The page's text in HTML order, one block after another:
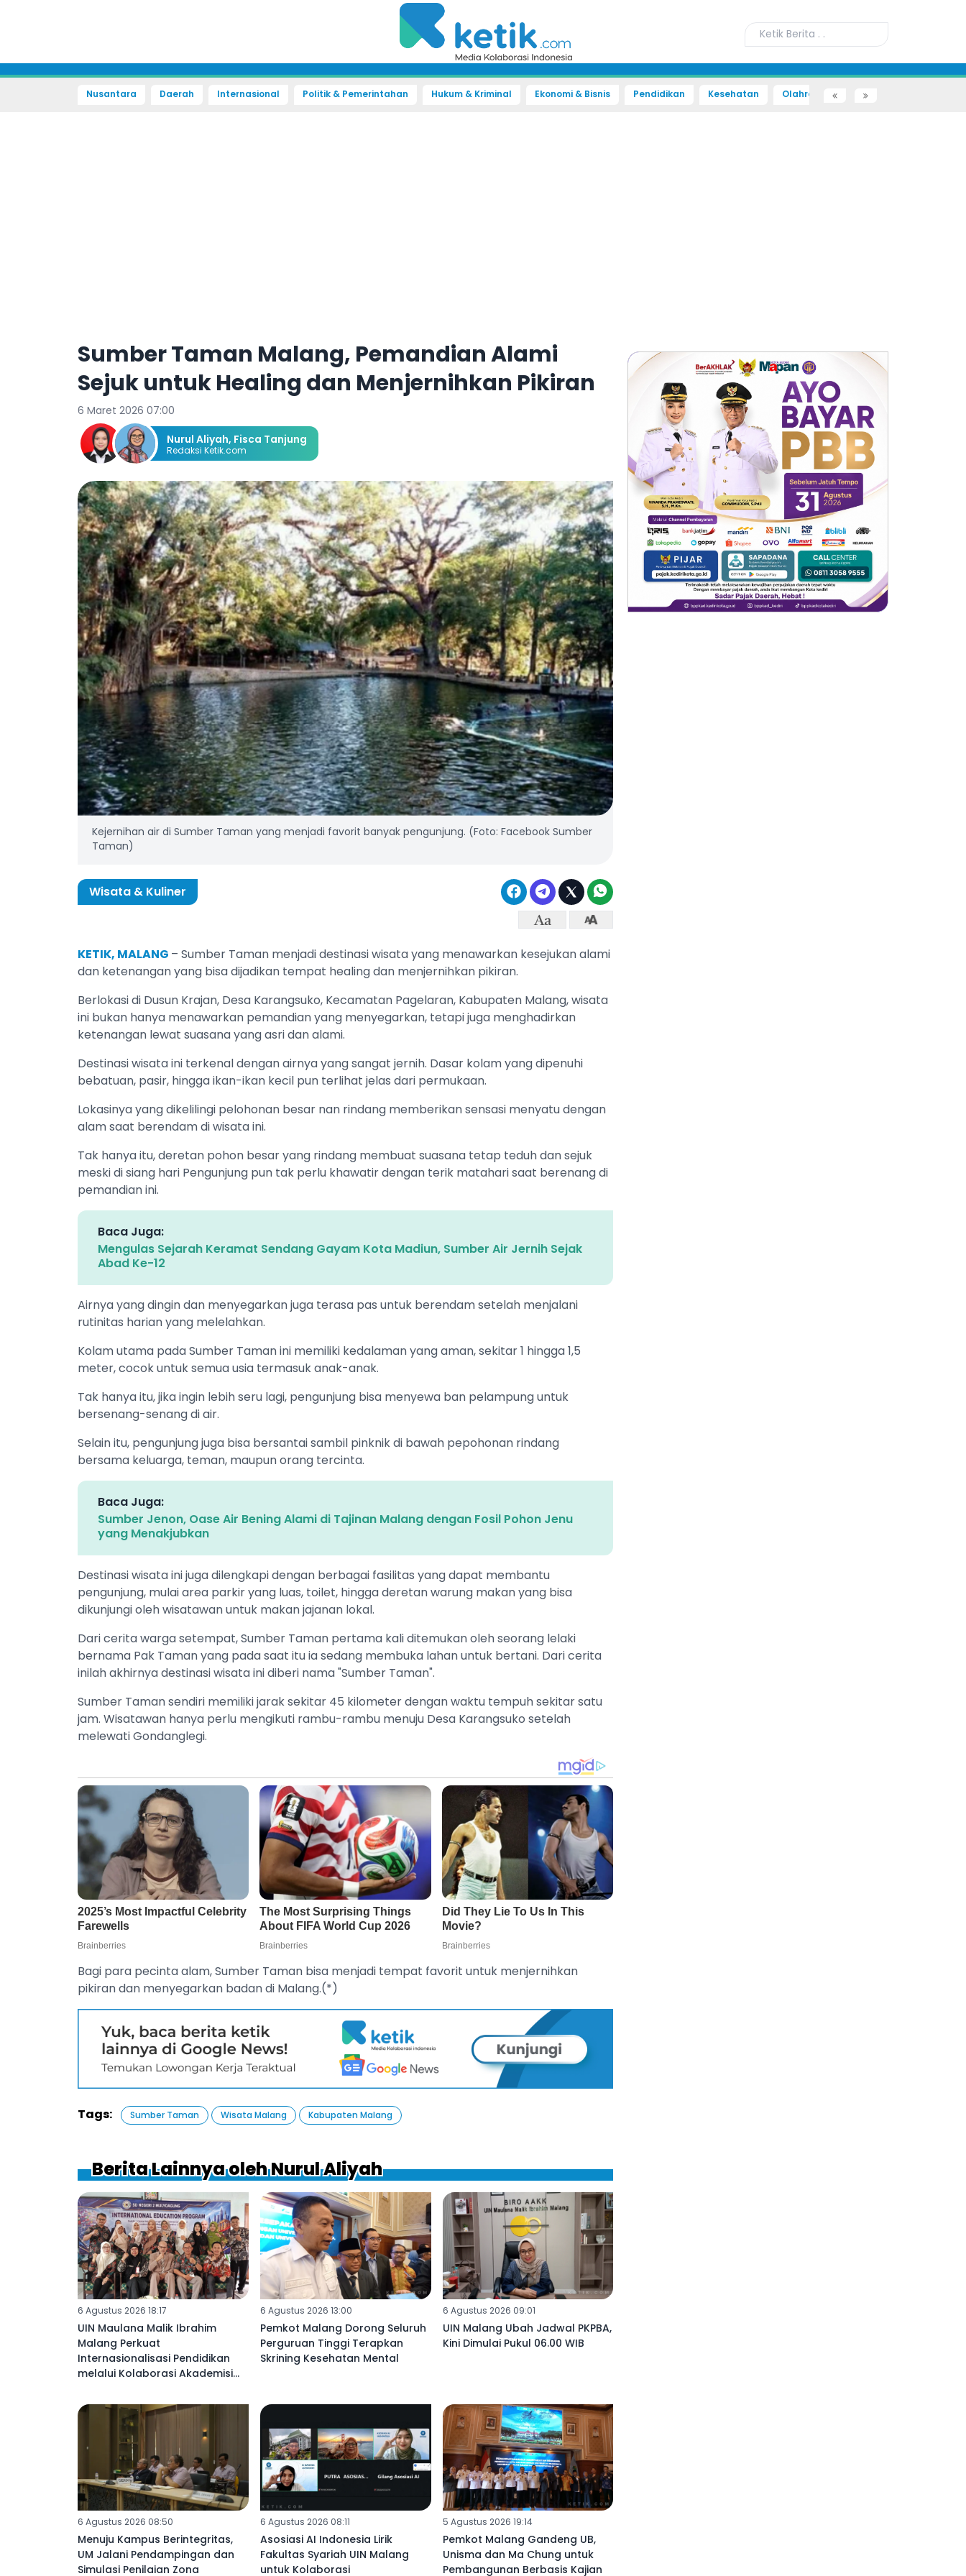
Nusantara Daerah Internasional Politik & Pemerintahan Hukum & Kriminal Ekonomi & Bisnis Pendidikan Kesehatan Olahraga Sains dan Teknologi
Sumber Taman Malang, Pemandian Alami
Sejuk untuk Healing dan Menjernihkan Pikiran
6 Maret 2026 07:00
Nurul Aliyah, Fisca Tanjung
Redaksi Ketik.com
Kejernihan air di Sumber Taman yang menjadi favorit banyak pengunjung. (Foto: Facebook Sumber
Taman)
Wisata & Kuliner
KETIK, MALANG – Sumber Taman menjadi destinasi wisata yang menawarkan kesejukan alami
dan ketenangan yang bisa dijadikan tempat healing dan menjernihkan pikiran.
Berlokasi di Dusun Krajan, Desa Karangsuko, Kecamatan Pagelaran, Kabupaten Malang, wisata
ini bukan hanya menawarkan pemandian yang menyegarkan, tetapi juga menghadirkan
ketenangan lewat suasana yang asri dan alami.
Destinasi wisata ini terkenal dengan airnya yang sangat jernih. Dasar kolam yang dipenuhi
bebatuan, pasir, hingga ikan-ikan kecil pun terlihat jelas dari permukaan.
Lokasinya yang dikelilingi pelohonan besar nan rindang memberikan sensasi menyatu dengan
alam saat berendam di wisata ini.
Tak hanya itu, deretan pohon besar yang rindang membuat suasana tetap teduh dan sejuk
meski di siang hari Pengunjung pun tak perlu khawatir dengan terik matahari saat berenang di
pemandian ini.
Baca Juga:
Mengulas Sejarah Keramat Sendang Gayam Kota Madiun, Sumber Air Jernih Sejak
Abad Ke-12
Airnya yang dingin dan menyegarkan juga terasa pas untuk berendam setelah menjalani
rutinitas harian yang melelahkan.
Kolam utama pada Sumber Taman ini memiliki kedalaman yang aman, sekitar 1 hingga 1,5
meter, cocok untuk semua usia termasuk anak-anak.
Tak hanya itu, jika ingin lebih seru lagi, pengunjung bisa menyewa ban pelampung untuk
bersenang-senang di air.
Selain itu, pengunjung juga bisa bersantai sambil pinknik di bawah pepohonan rindang
bersama keluarga, teman, maupun orang tercinta.
Baca Juga:
Sumber Jenon, Oase Air Bening Alami di Tajinan Malang dengan Fosil Pohon Jenu
yang Menakjubkan
Destinasi wisata ini juga dilengkapi dengan berbagai fasilitas yang dapat membantu
pengunjung, mulai area parkir yang luas, toilet, hingga deretan warung makan yang bisa
dikunjungi oleh wisatawan untuk makan jajanan lokal.
Dari cerita warga setempat, Sumber Taman pertama kali ditemukan oleh seorang lelaki
bernama Pak Taman yang pada saat itu ia sedang membuka lahan untuk bertani. Dari cerita
inilah akhirnya destinasi wisata ini diberi nama "Sumber Taman".
Sumber Taman sendiri memiliki jarak sekitar 45 kilometer dengan waktu tempuh sekitar satu
jam. Wisatawan hanya perlu mengikuti rambu-rambu menuju Desa Karangsuko setelah
melewati Gondanglegi.
Bagi para pecinta alam, Sumber Taman bisa menjadi tempat favorit untuk menjernihkan
pikiran dan menyegarkan badan di Malang.(*)
Tags: Sumber Taman Wisata Malang Kabupaten Malang
Berita Lainnya oleh Nurul Aliyah
6 Agustus 2026 18:17
UIN Maulana Malik Ibrahim
Malang Perkuat
Internasionalisasi Pendidikan
melalui Kolaborasi Akademisi
6 Agustus 2026 13:00
Pemkot Malang Dorong Seluruh
Perguruan Tinggi Terapkan
Skrining Kesehatan Mental
6 Agustus 2026 09:01
UIN Malang Ubah Jadwal PKPBA,
Kini Dimulai Pukul 06.00 WIB
6 Agustus 2026 08:50
Menuju Kampus Berintegritas,
UM Jalani Pendampingan dan
Simulasi Penilaian Zona
6 Agustus 2026 08:11
Asosiasi AI Indonesia Lirik
Fakultas Syariah UIN Malang
untuk Kolaborasi
5 Agustus 2026 19:14
Pemkot Malang Gandeng UB,
Unisma dan Ma Chung untuk
Pembangunan Berbasis Kajian